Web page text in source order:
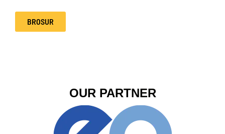
BROSUR
OUR PARTNER